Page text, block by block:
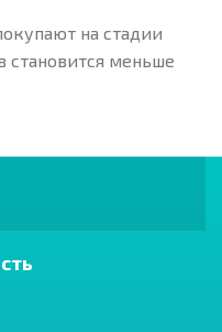
на стадии
становится меньше